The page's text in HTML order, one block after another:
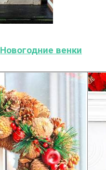
Новогодние венки